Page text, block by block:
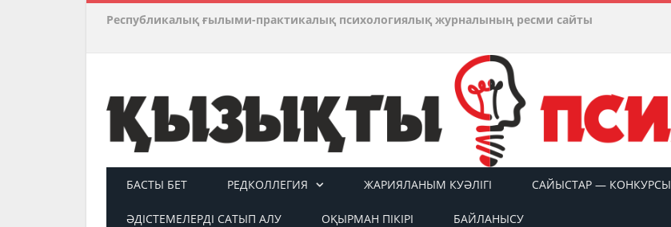
Республикалық ғылыми-практикалық психологиялық журналының ресми сайты
БАСТЫ БЕТ РЕДКОЛЛЕГИЯ ЖАРИЯЛАНЫМ КУӘЛІГІ САЙЫСТАР — КОНКУРСЫ
ӘДІСТЕМЕЛЕРДІ САТЫП АЛУ ОҚЫРМАН ПІКІРІ БАЙЛАНЫСУ